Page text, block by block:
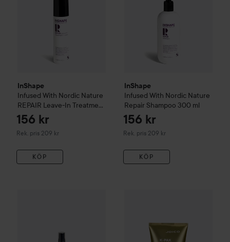
InShape
Infused With Nordic Nature
REPAIR Leave-In Treatment
Cream
100 ml
156 kr
Rek. pris 209 kr
Rekommenderat pris 209 kr
KÖP
InShape
Infused With Nordic Nature
Repair Shampoo 300 ml
156 kr
Rek. pris 209 kr
Rekommenderat pris 209 kr
KÖP